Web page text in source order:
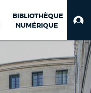
BIBLIOTHÈQUE
NUMÉRIQUE